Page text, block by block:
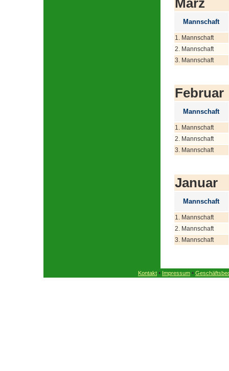
März
Mannschaft
1. Mannschaft
2. Mannschaft
3. Mannschaft
Februar
Mannschaft
1. Mannschaft
2. Mannschaft
3. Mannschaft
Januar
Mannschaft
1. Mannschaft
2. Mannschaft
3. Mannschaft
Kontakt • Impressum •